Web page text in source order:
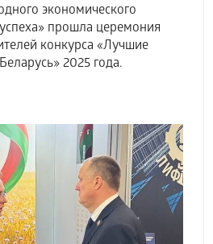
экономического
прошла церемония
конкурса «Лучшие
2025 года.